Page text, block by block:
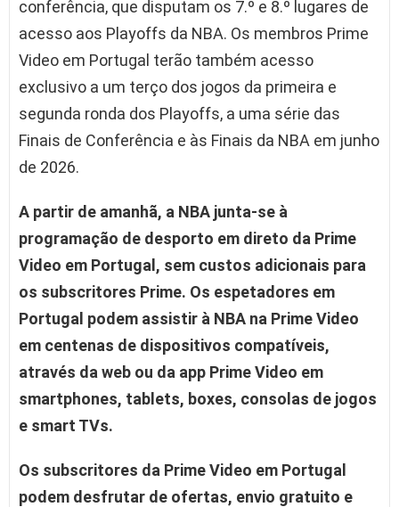
conferência, que disputam os 7.º e 8.º lugares de
acesso aos Playoffs da NBA. Os membros Prime
Video em Portugal terão também acesso
exclusivo a um terço dos jogos da primeira e
segunda ronda dos Playoffs, a uma série das
Finais de Conferência e às Finais da NBA em junho
de 2026.
A partir de amanhã, a NBA junta-se à
programação de desporto em direto da Prime
Video em Portugal, sem custos adicionais para
os subscritores Prime. Os espetadores em
Portugal podem assistir à NBA na Prime Video
em centenas de dispositivos compatíveis,
através da web ou da app Prime Video em
smartphones, tablets, boxes, consolas de jogos
e smart TVs.
Os subscritores da Prime Video em Portugal
podem desfrutar de ofertas, envio gratuito e